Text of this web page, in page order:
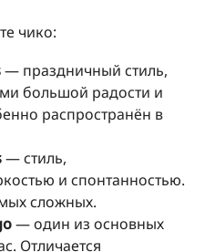
чико:
— праздничный стиль,
большой радости и
распространён в
— стиль,
и спонтанностью.
сложных.
— один из основных
Отличается